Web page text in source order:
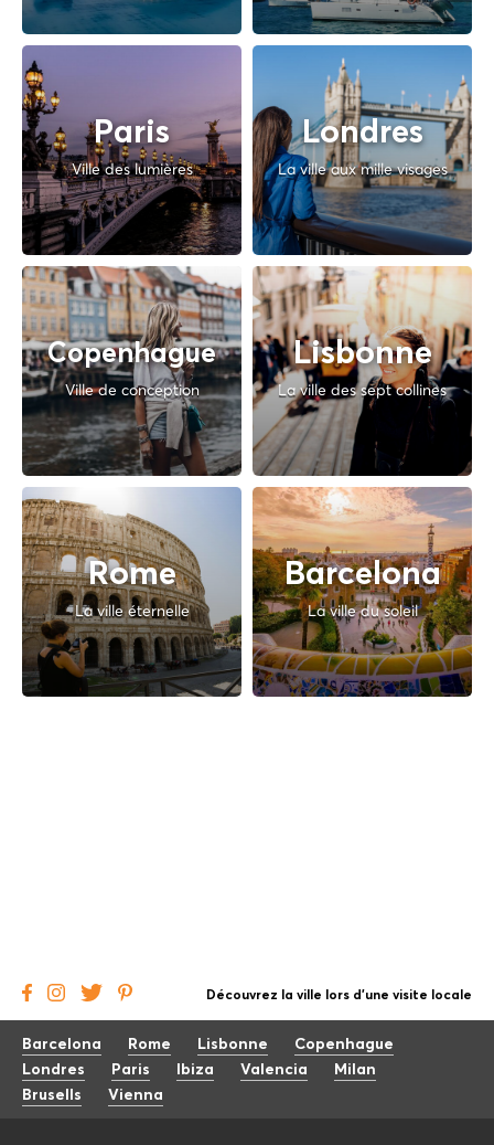
Paris
Ville des lumières
Londres
La ville aux mille visages
Copenhague
Ville de conception
Lisbonne
La ville des sept collines
Rome
La ville éternelle
Barcelona
La ville du soleil
Découvrez la ville lors d'une visite locale
Barcelona Rome Lisbonne
Copenhague
Londres
Paris Ibiza Valencia
Milan
Brusells
Vienna